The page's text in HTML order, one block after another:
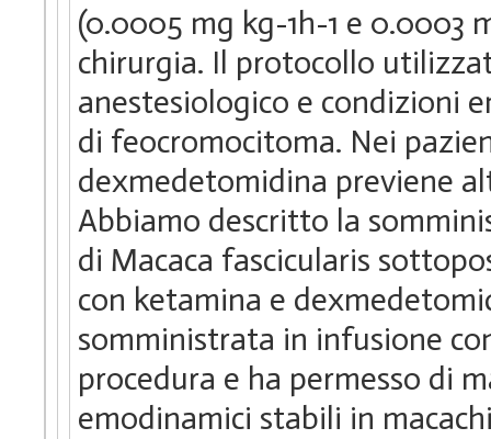
(0.0005 mg kg-1h-1 e
chirurgia. Il protocollo
anestesiologico e condizioni
di feocromocitoma. Nei
dexmedetomidina previene
Abbiamo descritto la
di Macaca fascicularis
con ketamina e
somministrata in infusione
procedura e ha permesso di
emodinamici stabili in